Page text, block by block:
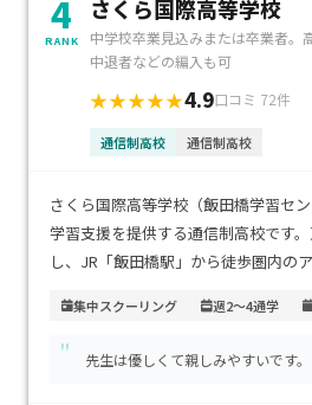
4
RANK
さくら国際高等学校
中学校卒業見込みまたは卒業者。
中退者などの編入も可
★★★★★4.9口コミ 72件
通信制高校 通信制高校
さくら国際高等学校（飯田橋学習セ
学習支援を提供する通信制高校です
し、JR「飯田橋駅」から徒歩圏内の
請求や学校への問い合わせを通じて
この学校は、不登校経験者や発達障
要な生徒を支援しており、少人数制
集中スクーリング 週2～4通学
" 先生は優しくて親しみやすいです。